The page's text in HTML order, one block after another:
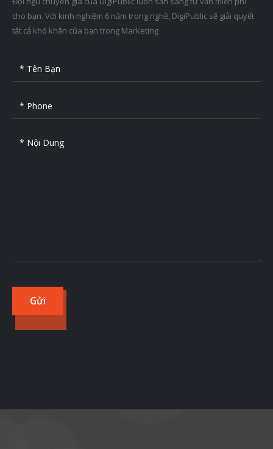
cho bạn. Với kinh nghiệm 6 năm trong nghề, DigiPublic sẽ giải quyết
tất cả khó khăn của bạn trong Marketing